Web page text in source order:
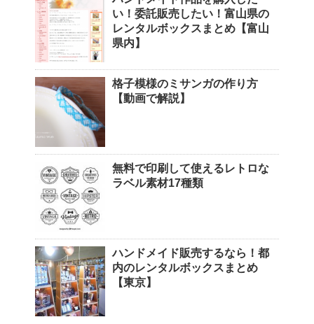
い！委託販売したい！富山県の
レンタルボックスまとめ【富山
県内】
格子模様のミサンガの作り方
【動画で解説】
無料で印刷して使えるレトロな
ラベル素材17種類
ハンドメイド販売するなら！都
内のレンタルボックスまとめ
【東京】